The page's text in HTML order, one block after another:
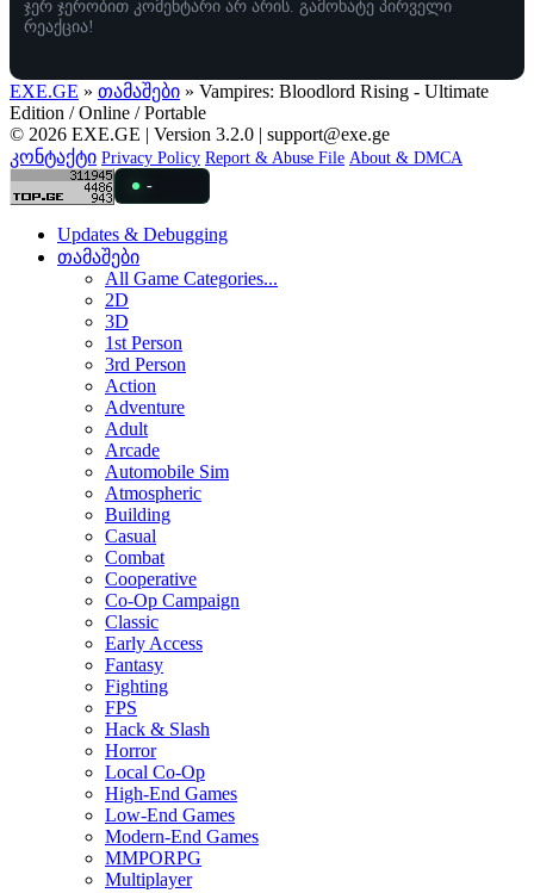
ჯერ ჯერობით კომენტარი არ არის. გამოხატე პირველი
რეაქცია!
EXE.GE » თამაშები » Vampires: Bloodlord Rising - Ultimate
Edition / Online / Portable
© 2026 EXE.GE | Version 3.2.0 | support@exe.ge
კონტაქტი Privacy Policy Report & Abuse File About & DMCA
-
Updates & Debugging
თამაშები
All Game Categories...
2D
3D
1st Person
3rd Person
Action
Adventure
Adult
Arcade
Automobile Sim
Atmospheric
Building
Casual
Combat
Cooperative
Co-Op Campaign
Classic
Early Access
Fantasy
Fighting
FPS
Hack & Slash
Horror
Local Co-Op
High-End Games
Low-End Games
Modern-End Games
MMPORPG
Multiplayer